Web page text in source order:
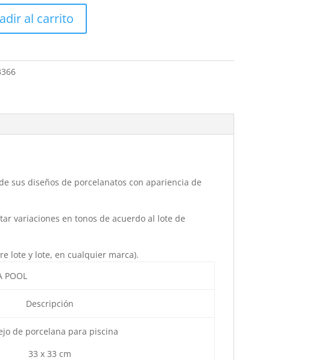
al carrito
sus diseños de porcelanatos con apariencia de
variaciones en tonos de acuerdo al lote de
lote y lote, en cualquier marca).
POOL
Descripción
de porcelana para piscina
33 x 33 cm